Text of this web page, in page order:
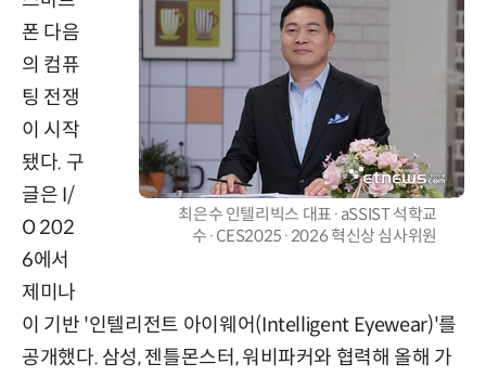
최은수 인텔리빅스 대표·aSSIST 석학교
수·CES2025·2026 혁신상 심사위원
폰 다음
의 컴퓨
팅 전쟁
이 시작
됐다. 구
글은 I/
O 202
6에서
제미나
이 기반 '인텔리전트 아이웨어(Intelligent Eyewear)'를
공개했다. 삼성, 젠틀몬스터, 워비파커와 협력해 올해 가